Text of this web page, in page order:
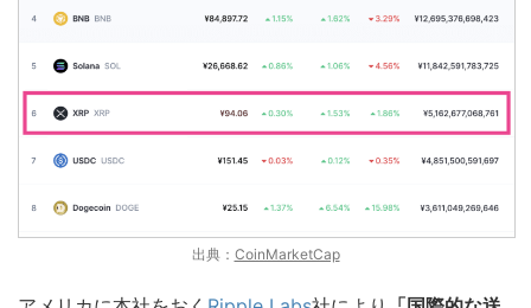
出典： CoinMarketCap